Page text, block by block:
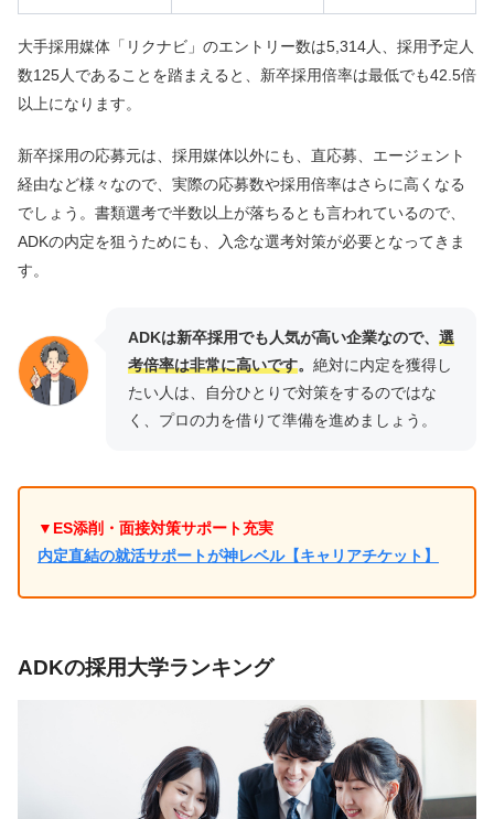
大手採用媒体「リクナビ」のエントリー数は5,314人、採用予定人
数125人であることを踏まえると、新卒採用倍率は最低でも42.5倍
以上になります。
新卒採用の応募元は、採用媒体以外にも、直応募、エージェント
経由など様々なので、実際の応募数や採用倍率はさらに高くなる
でしょう。書類選考で半数以上が落ちるとも言われているので、
ADKの内定を狙うためにも、入念な選考対策が必要となってきま
す。
ADKは新卒採用でも人気が高い企業なので、 選
考倍率は非常に高いです。 絶対に内定を獲得し
たい人は、自分ひとりで対策をするのではな
く、プロの力を借りて準備を進めましょう。
▼ES添削・面接対策サポート充実
内定直結の就活サポートが神レベル【キャリアチケット】
ADKの採用大学ランキング